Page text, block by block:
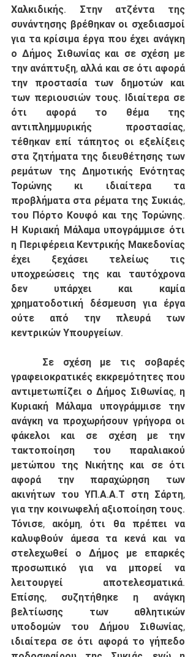
Χαλκιδικής. Στην ατζέντα της
συνάντησης βρέθηκαν οι σχεδιασμοί
για τα κρίσιμα έργα που έχει ανάγκη
ο Δήμος Σιθωνίας και σε σχέση με
την ανάπτυξη, αλλά και σε ότι αφορά
την προστασία των δημοτών και
των περιουσιών τους. Ιδιαίτερα σε
ότι αφορά το θέμα της
αντιπλημμυρικής προστασίας,
τέθηκαν επί τάπητος οι εξελίξεις
στα ζητήματα της διευθέτησης των
ρεμάτων της Δημοτικής Ενότητας
Τορώνης κι ιδιαίτερα τα
προβλήματα στα ρέματα της Συκιάς,
του Πόρτο Κουφό και της Τορώνης.
Η Κυριακή Μάλαμα υπογράμμισε ότι
η Περιφέρεια Κεντρικής Μακεδονίας
έχει ξεχάσει τελείως τις
υποχρεώσεις της και ταυτόχρονα
δεν υπάρχει και καμία
χρηματοδοτική δέσμευση για έργα
ούτε από την πλευρά των
κεντρικών Υπουργείων.
γραφειοκρατικές εκκρεμότητες που
αντιμετωπίζει ο Δήμος Σιθωνίας, η
Κυριακή Μάλαμα υπογράμμισε την
ανάγκη να προχωρήσουν γρήγορα οι
φάκελοι και σε σχέση με την
τακτοποίηση του παραλιακού
μετώπου της Νικήτης και σε ότι
αφορά την παραχώρηση των
ακινήτων του ΥΠ.Α.Α.Τ στη Σάρτη,
για την κοινωφελή αξιοποίηση τους.
Τόνισε, ακόμη, ότι θα πρέπει να
καλυφθούν άμεσα τα κενά και να
στελεχωθεί ο Δήμος με επαρκές
προσωπικό για να μπορεί να
λειτουργεί αποτελεσματικά.
Επίσης, συζητήθηκε η ανάγκη
βελτίωσης των αθλητικών
υποδομών του Δήμου Σιθωνίας,
ιδιαίτερα σε ότι αφορά το γήπεδο